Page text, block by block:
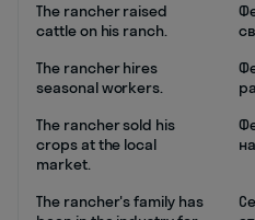
The rancher raised
cattle on his ranch.
The rancher hires
seasonal workers.
The rancher sold his
crops at the local
market.
The rancher's family has